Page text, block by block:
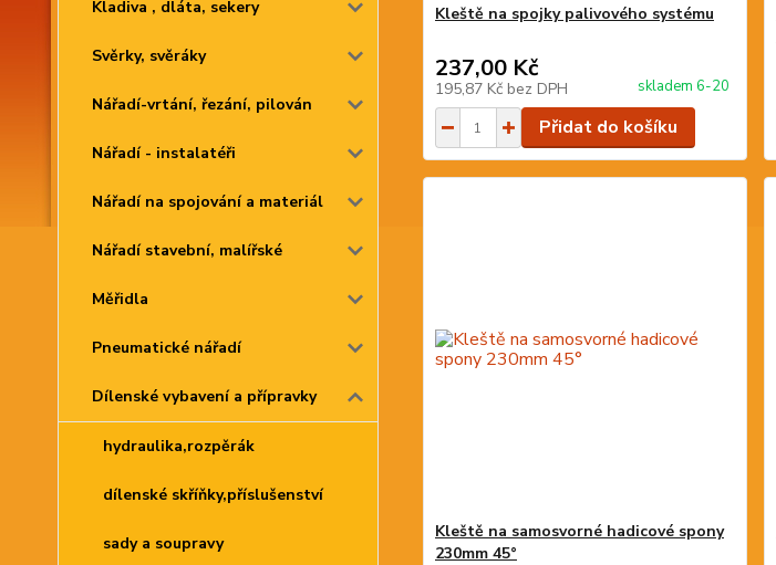
Kladiva , dláta, sekery
Svěrky, svěráky
Nářadí-vrtání, řezání, pilován
Nářadí - instalatéři
Nářadí na spojování a materiál
Nářadí stavební, malířské
Měřidla
Pneumatické nářadí
Dílenské vybavení a přípravky
hydraulika,rozpěrák
dílenské skříňky,příslušenství
sady a soupravy
Kleště na spojky palivového systému
237,00 Kč
195,87 Kč bez DPH skladem 6-20
Přidat do košíku
Kleště na samosvorné hadicové spony
230mm 45°